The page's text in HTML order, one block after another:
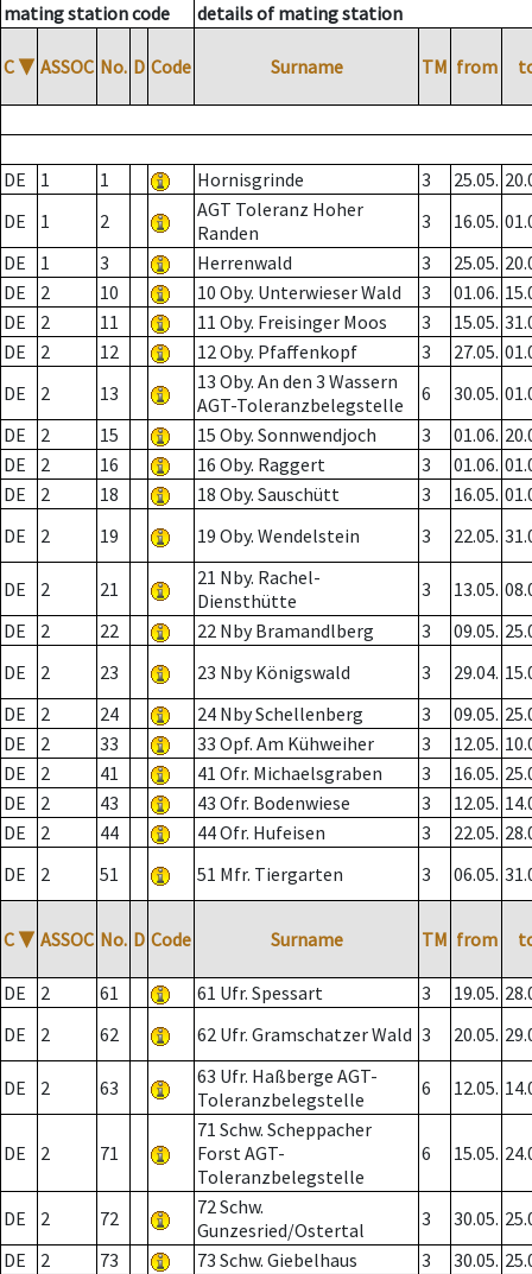
mating station code details of mating station
C ▼ ASSOC No. D Code Surname TM from
DE 1 1 Hornisgrinde 3 25.05.
DE
1 2
AGT Toleranz Hoher
Randen
3 16.05.
DE
1 3 Herrenwald 3 25.05.
DE
2 10 10 Oby. Unterwieser Wald 3 01.06.
DE
2 11 11 Oby. Freisinger Moos 3 15.05.
DE
2 12 12 Oby. Pfaffenkopf 3 27.05.
DE
2 13
13 Oby. An den 3 Wassern
AGT-Toleranzbelegstelle
6 30.05.
DE
2 15 15 Oby. Sonnwendjoch 3 01.06.
DE
2 16 16 Oby. Raggert 3 01.06.
DE
2 18 18 Oby. Sauschütt 3 16.05.
DE
2 19 19 Oby. Wendelstein 3 22.05.
DE 2 21
21 Nby. Rachel-
Diensthütte
3 13.05.
DE
2 22 22 Nby Bramandlberg 3 09.05.
DE
2 23 23 Nby Königswald 3 29.04.
DE
2 24 24 Nby Schellenberg 3 09.05.
DE
2 33 33 Opf. Am Kühweiher 3 12.05.
DE
2 41 41 Ofr. Michaelsgraben 3 16.05.
DE
2 43 43 Ofr. Bodenwiese 3 12.05.
DE
2 44 44 Ofr. Hufeisen 3 22.05.
DE
2 51 51 Mfr. Tiergarten 3 06.05.
C ▼ ASSOC No. D Code Surname TM from
DE 2 61 61 Ufr. Spessart 3 19.05.
DE
2 62 62 Ufr. Gramschatzer Wald 3 20.05.
DE 2 63
63 Ufr. Haßberge AGT-
Toleranzbelegstelle
6 12.05.
DE 2 71
71 Schw. Scheppacher
Forst AGT-
Toleranzbelegstelle
6 15.05.
DE 2 72
72 Schw.
Gunzesried/Ostertal
3 30.05.
DE
2 73 73 Schw. Giebelhaus 3 30.05.